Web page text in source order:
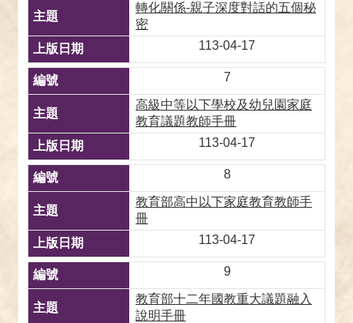
轉化關係-親子深度對話的五個秘
密
113-04-17
7
高級中等以下學校及幼兒園家庭
教育議題教師手冊
113-04-17
8
教育部高中以下家庭教育教師手
冊
113-04-17
9
教育部十二年國教重大議題融入
說明手冊